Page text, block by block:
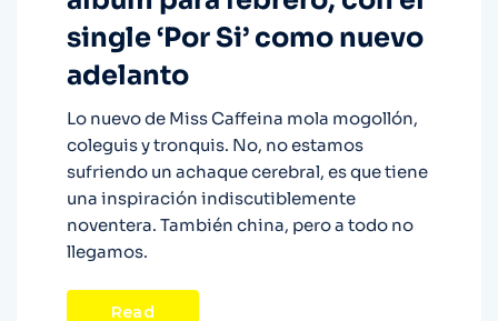
single ‘Por Si’ como nuevo
adelanto
Lo nuevo de Miss Caffeina mola mogollón,
coleguis y tronquis. No, no estamos
sufriendo un achaque cerebral, es que tiene
una inspiración indiscutiblemente
noventera. También china, pero a todo no
llegamos.
Read